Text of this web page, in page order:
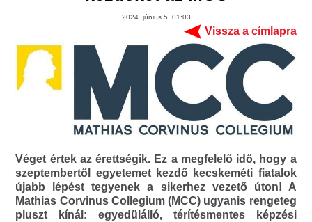
2024. június 5. 01:03
Vissza a címlapra
Véget értek az érettségik. Ez a megfelelő idő, hogy a
szeptembertől egyetemet kezdő kecskeméti fiatalok
újabb lépést tegyenek a sikerhez vezető úton! A
Mathias Corvinus Collegium (MCC) ugyanis rengeteg
pluszt kínál: egyedülálló, térítésmentes képzési